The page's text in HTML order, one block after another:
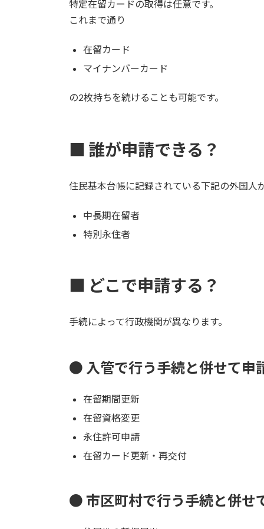
特定在留カードの取得は任意です。
これまで通り
在留カード
マイナンバーカード
の2枚持ちを続けることも可能です。
■ 誰が申請できる？
住民基本台帳に記録されている下記の外国人
中長期在留者
特別永住者
■ どこで申請する？
手続によって行政機関が異なります。
● 入管で行う手続と併せて申
在留期間更新
在留資格変更
永住許可申請
在留カード更新・再交付
● 市区町村で行う手続と併せ